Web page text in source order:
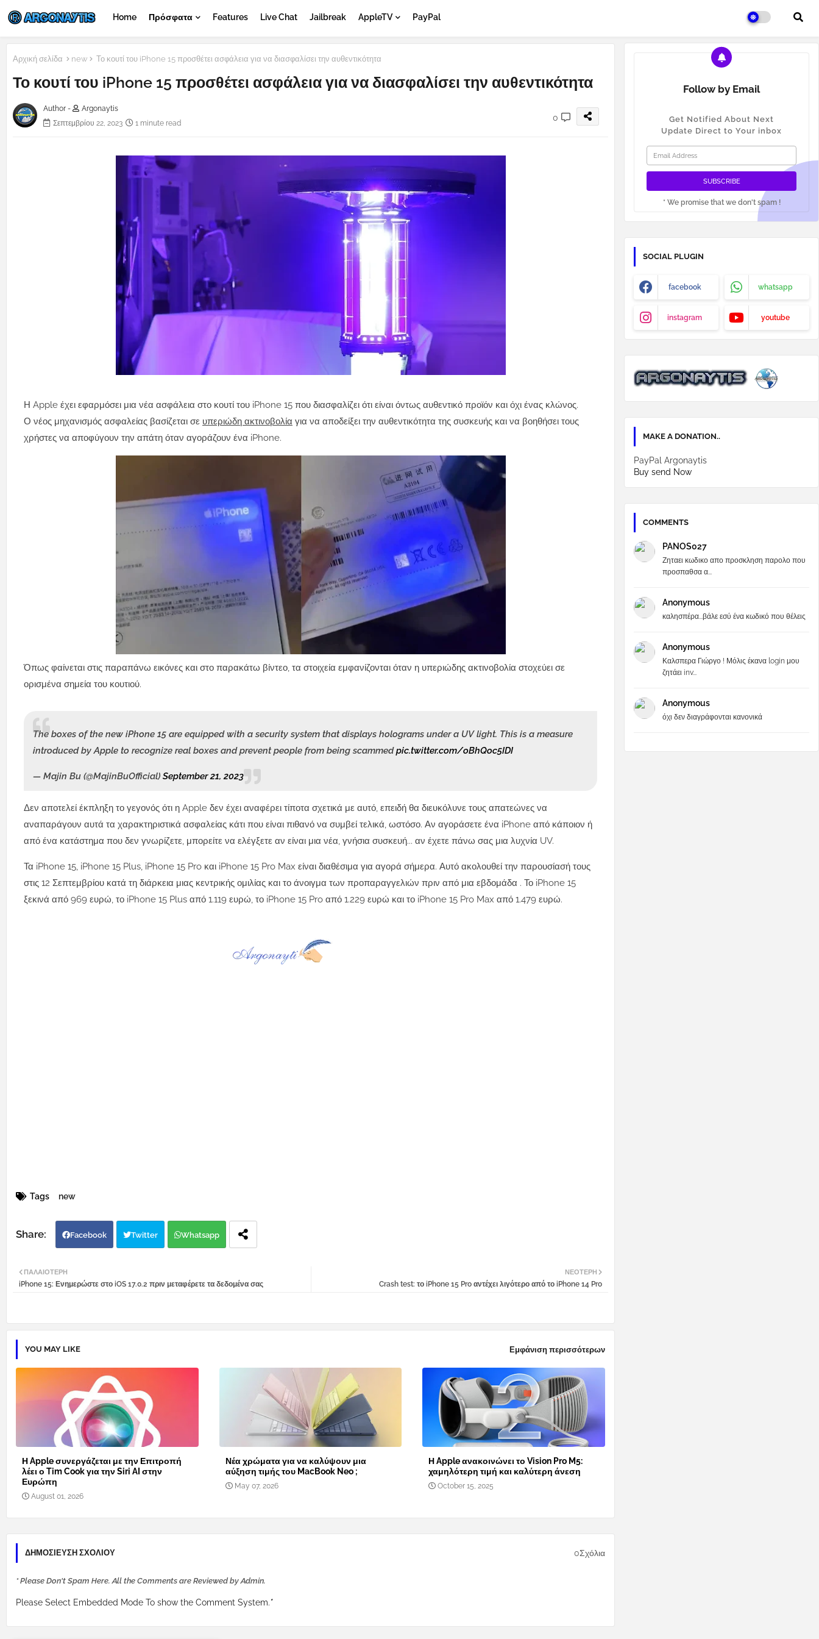
Home Πρόσφατα Features Live Chat Jailbreak AppleTV PayPal
Αρχική σελίδα new Το κουτί του iPhone 15 προσθέτει ασφάλεια για να διασφαλίσει την αυθεντικότητα
Το κουτί του iPhone 15 προσθέτει ασφάλεια για να διασφαλίσει την αυθεντικότητα
Author -
Argonaytis
Σεπτεμβρίου 22, 2023
1 minute read
0
Η Apple έχει εφαρμόσει μια νέα ασφάλεια στο κουτί του iPhone 15 που διασφαλίζει ότι είναι όντως αυθεντικό προϊόν και όχι ένας κλώνος.
Ο νέος μηχανισμός ασφαλείας βασίζεται σε υπεριώδη ακτινοβολία για να αποδείξει την αυθεντικότητα της συσκευής και να βοηθήσει τους
χρήστες να αποφύγουν την απάτη όταν αγοράζουν ένα iPhone.
Όπως φαίνεται στις παραπάνω εικόνες και στο παρακάτω βίντεο, τα στοιχεία εμφανίζονται όταν η υπεριώδης ακτινοβολία στοχεύει σε
ορισμένα σημεία του κουτιού.
The boxes of the new iPhone 15 are equipped with a security system that displays holograms under a UV light. This is a measure
introduced by Apple to recognize real boxes and prevent people from being scammedpic.twitter.com/oBhQoc5IDI
— Majin Bu (@MajinBuOfficial) September 21, 2023
Δεν αποτελεί έκπληξη το γεγονός ότι η Apple δεν έχει αναφέρει τίποτα σχετικά με αυτό, επειδή θα διευκόλυνε τους απατεώνες να
αναπαράγουν αυτά τα χαρακτηριστικά ασφαλείας κάτι που είναι πιθανό να συμβεί τελικά, ωστόσο. Αν αγοράσετε ένα iPhone από κάποιον ή
από ένα κατάστημα που δεν γνωρίζετε, μπορείτε να ελέγξετε αν είναι μια νέα, γνήσια συσκευή... αν έχετε πάνω σας μια λυχνία UV.
Τα iPhone 15, iPhone 15 Plus, iPhone 15 Pro και iPhone 15 Pro Max είναι διαθέσιμα για αγορά σήμερα. Αυτό ακολουθεί την παρουσίασή τους
στις 12 Σεπτεμβρίου κατά τη διάρκεια μιας κεντρικής ομιλίας και το άνοιγμα των προπαραγγελιών πριν από μια εβδομάδα . Το iPhone 15
ξεκινά από 969 ευρώ, το iPhone 15 Plus από 1.119 ευρώ, το iPhone 15 Pro από 1.229 ευρώ και το iPhone 15 Pro Max από 1.479 ευρώ.
Tags new
Facebook Twitter Whatsapp
ΝΕΌΤΕΡΗ
Crash test: το iPhone 15 Pro αντέχει λιγότερο από το iPhone 14 Pro
ΠΑΛΑΙΌΤΕΡΗ
iPhone 15: Ενημερώστε στο iOS 17.0.2 πριν μεταφέρετε τα δεδομένα σας
YOU MAY LIKE Εμφάνιση περισσότερων
Η Apple συνεργάζεται με την Επιτροπή
λέει ο Tim Cook για την Siri AI στην
Ευρώπη
August 01, 2026
Νέα χρώματα για να καλύψουν μια
αύξηση τιμής του MacBook Neo ;
May 07, 2026
Η Apple ανακοινώνει το Vision Pro M5:
χαμηλότερη τιμή και καλύτερη άνεση
October 15, 2025
ΔΗΜΟΣΊΕΥΣΗ ΣΧΟΛΊΟΥ 0Σχόλια
* Please Don't Spam Here. All the Comments are Reviewed by Admin.
Please Select Embedded Mode To show the Comment System.*
Follow by Email
Get Notified About Next
Update Direct to Your inbox
* We promise that we don't spam !
SOCIAL PLUGIN
facebook whatsapp
instagram youtube
MAKE A DONATION..
PayPal Argonaytis
Buy send Now
COMMENTS
PANOS027
Ζηταει κωδικο απο προσκληση παρολο που
προσπαθσα α...
Anonymous
καλησπέρα...βάλε εσύ ένα κωδικό που θέλεις
Anonymous
Καλσπερα Γιώργο ! Μόλις έκανα login μου
ζητάει inv...
Anonymous
όχι δεν διαγράφονται κανονικά